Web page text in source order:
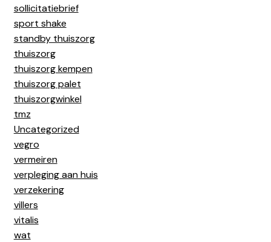
sollicitatiebrief
sport shake
standby thuiszorg
thuiszorg
thuiszorg kempen
thuiszorg palet
thuiszorgwinkel
tmz
Uncategorized
vegro
vermeiren
verpleging aan huis
verzekering
villers
vitalis
wat